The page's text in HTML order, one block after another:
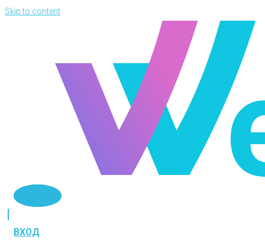
Skip to content
ВХОД